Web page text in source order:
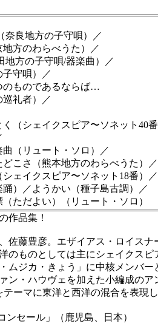
良地方の子守唄）／
方のわらべうた）／
方の子守唄/器楽曲）／
守唄）／
ものであるならば…
礼者）／
（シェイクスピア〜ソネット40
（リュート・ソロ）／
こさ（熊本地方のわらべうた）／
ェイクスピア〜ソネット18番）／
）／ようかい（種子島古調）／
ただよい）（リュート・ソロ）
作品集！
藤豊彦。エザイアス・ロイス
ものとしては主にシェイクスピ
ジカ・きょう」に中核メンバ
ン・ハウヴェを加えた小編成の
ーマに東洋と西洋の混合を表現し
セール」（鹿児島、日本）